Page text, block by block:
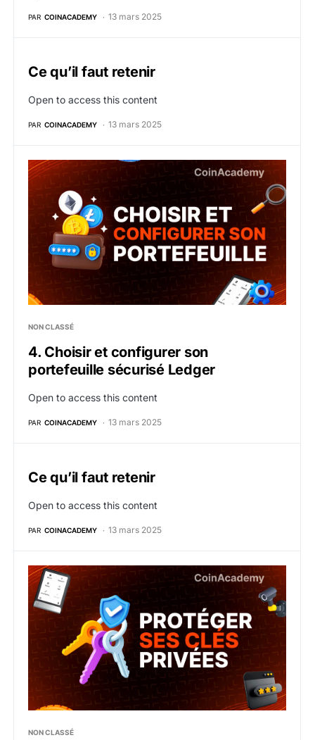
PAR COINACADEMY 13 mars 2025
Ce qu’il faut retenir
Open to access this content
PAR COINACADEMY 13 mars 2025
4. Choisir et configurer son portefeuille sécurisé
NON CLASSÉ
4. Choisir et configurer son
portefeuille sécurisé Ledger
Open to access this content
PAR COINACADEMY 13 mars 2025
Ce qu’il faut retenir
Open to access this content
PAR COINACADEMY 13 mars 2025
3. Protéger efficacement ses clés privées
NON CLASSÉ